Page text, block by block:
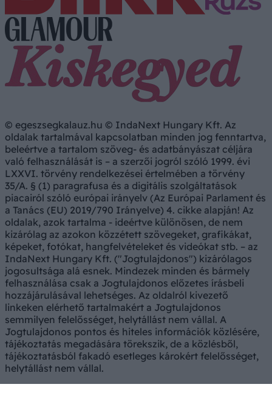
© egeszsegkalauz.hu © IndaNext Hungary Kft. Az
oldalak tartalmával kapcsolatban minden jog fenntartva,
beleértve a tartalom szöveg- és adatbányászat céljára
való felhasználását is – a szerzői jogról szóló 1999. évi
LXXVI. törvény rendelkezései értelmében a törvény
35/A. § (1) paragrafusa és a digitális szolgáltatások
piacairól szóló európai irányelv (Az Európai Parlament és
a Tanács (EU) 2019/790 Irányelve) 4. cikke alapján! Az
oldalak, azok tartalma - ideértve különösen, de nem
kizárólag az azokon közzétett szövegeket, grafikákat,
képeket, fotókat, hangfelvételeket és videókat stb. – az
IndaNext Hungary Kft. ("Jogtulajdonos") kizárólagos
jogosultsága alá esnek. Mindezek minden és bármely
felhasználása csak a Jogtulajdonos előzetes írásbeli
hozzájárulásával lehetséges. Az oldalról kivezető
linkeken elérhető tartalmakért a Jogtulajdonos
semmilyen felelősséget, helytállást nem vállal. A
Jogtulajdonos pontos és hiteles információk közlésére,
tájékoztatás megadására törekszik, de a közlésből,
tájékoztatásból fakadó esetleges károkért felelősséget,
helytállást nem vállal.